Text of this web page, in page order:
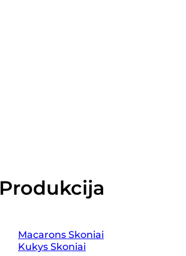
Produkcija
Macarons Skoniai
Kukys Skoniai